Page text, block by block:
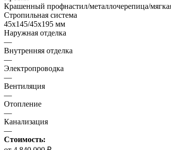
Крашенный профнастил/металлочерепица/
Стропильная система
45х145/45х195 мм
Наружная отделка
—
Внутренняя отделка
—
Электропроводка
—
Вентиляция
—
Отопление
—
Канализация
—
Стоимость: